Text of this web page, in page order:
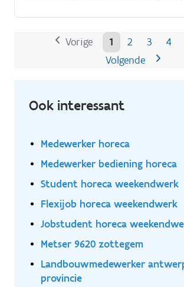
Vorige 1 2 3 4
Volgende
Ook interessant
Medewerker horeca
Medewerker bediening horeca
Student horeca weekendwerk
Flexijob horeca weekendwerk
Jobstudent horeca
Metser 9620 zottegem
Landbouwmedewerker
provincie